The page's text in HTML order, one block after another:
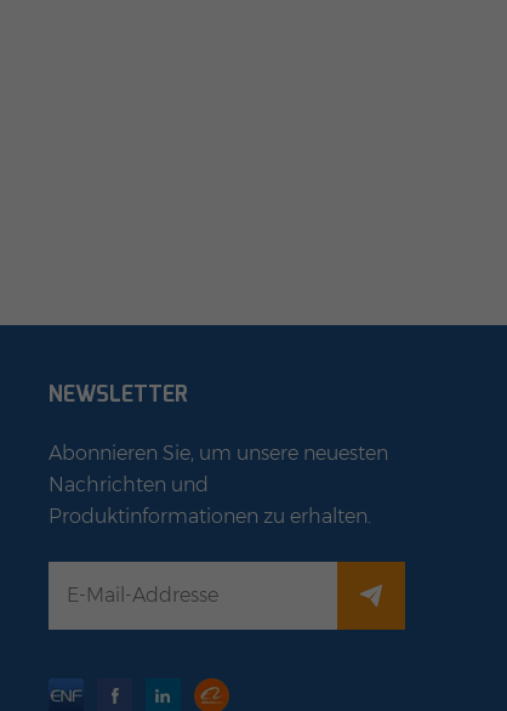
NEWSLETTER
Abonnieren Sie, um unsere neuesten
Nachrichten und
Produktinformationen zu erhalten.